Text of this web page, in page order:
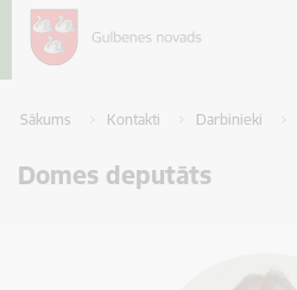
Sākums Kontakti Darbinieki
Domes deputāts